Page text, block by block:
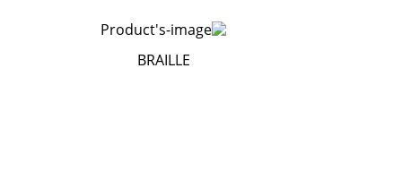
BRAILLE